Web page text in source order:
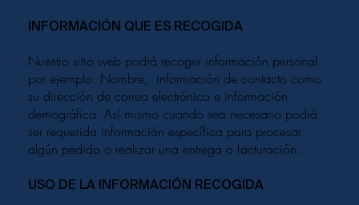
INFORMACIÓN QUE ES RECOGIDA
Nuestro sitio web podrá recoger información personal
por ejemplo: Nombre, información de contacto como
su dirección de correo electrónica e información
demográfica. Así mismo cuando sea necesario podrá
ser requerida información específica para procesar
algún pedido o realizar una entrega o facturación.
USO DE LA INFORMACIÓN RECOGIDA